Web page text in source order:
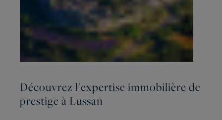
Découvrez l'expertise immobilière de
prestige à Lussan